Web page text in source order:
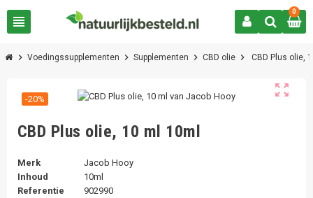
view_headline
0
chevron_right Voedingssupplementen chevron_right Supplementen chevron_right CBD olie chevron_right CBD Plus olie,
zoom_out_map
-20%
CBD Plus olie, 10 ml 10ml
Merk
Jacob Hooy
Inhoud
10ml
Referentie
902990